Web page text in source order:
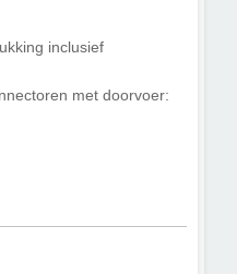
inclusief
met doorvoer: